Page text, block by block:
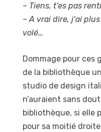
– Tiens, t’es pas
– A vrai dire, j’ai
volé…
Dommage pour ces
de la bibliothèque
studio de design
n’auraient sans
bibliothèque, si elle
pour sa moitié